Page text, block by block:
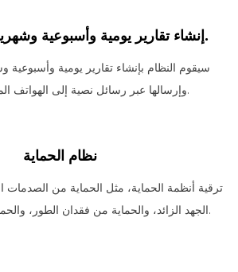
إنشاء تقارير يومية وأسبوعية وشهرية بشكل منتظم.
سيقوم النظام بإنشاء تقارير يومية
وإرسالها عبر رسائل نصية إلى الهواتف المحمولة المحددة.
نظام الحماية
ترقية أنظمة الحماية، مثل الحماية من الصدمات
الجهد الزائد، والحماية من فقدان الطور، والحماية من الحمل الزائد.